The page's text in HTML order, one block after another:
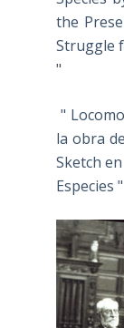
the
Struggle
"
"
la obra
Sketch
Especies "